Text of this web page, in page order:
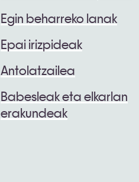
Egin beharreko lanak
Epai irizpideak
Antolatzailea
Babesleak eta elkarlan
erakundeak